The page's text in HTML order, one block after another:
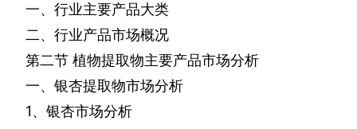
一、行业主要产品大类
二、行业产品市场概况
第二节 植物提取物主要产品市场分析
一、银杏提取物市场分析
1、银杏市场分析